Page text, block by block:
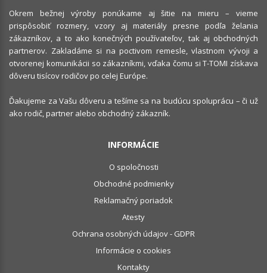
Okrem bežnej výroby ponúkame aj šitie na mieru – vieme
prispôsobiť rozmery, vzory aj materiály presne podľa želania
zákazníkov, a to ako konečných používateľov, tak aj obchodných
partnerov. Zakladáme si na poctivom remesle, vlastnom vývoji a
otvorenej komunikácii so zákazníkmi, vďaka čomu si T-TOMI získava
dôveru tisícov rodičov po celej Európe.
Ďakujeme za Vašu dôveru a tešíme sa na budúcu spoluprácu – či už
ako rodič, partner alebo obchodný zákazník.
INFORMÁCIE
O spoločnosti
Obchodné podmienky
Reklamačný poriadok
Atesty
Ochrana osobných údajov - GDPR
Informácie o cookies
Kontakty